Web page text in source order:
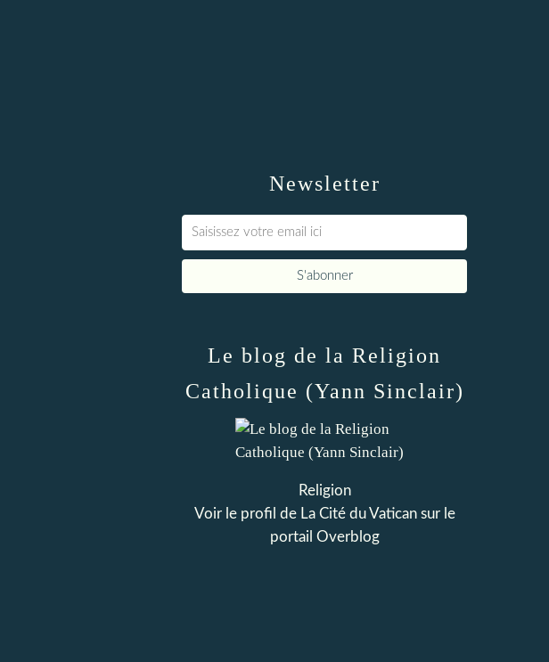
Newsletter
Le blog de la Religion
Catholique (Yann Sinclair)
Religion
Voir le profil de La Cité du Vaticansur le
portail Overblog